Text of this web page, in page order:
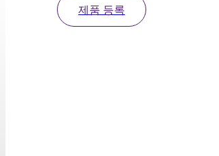
제품 등록